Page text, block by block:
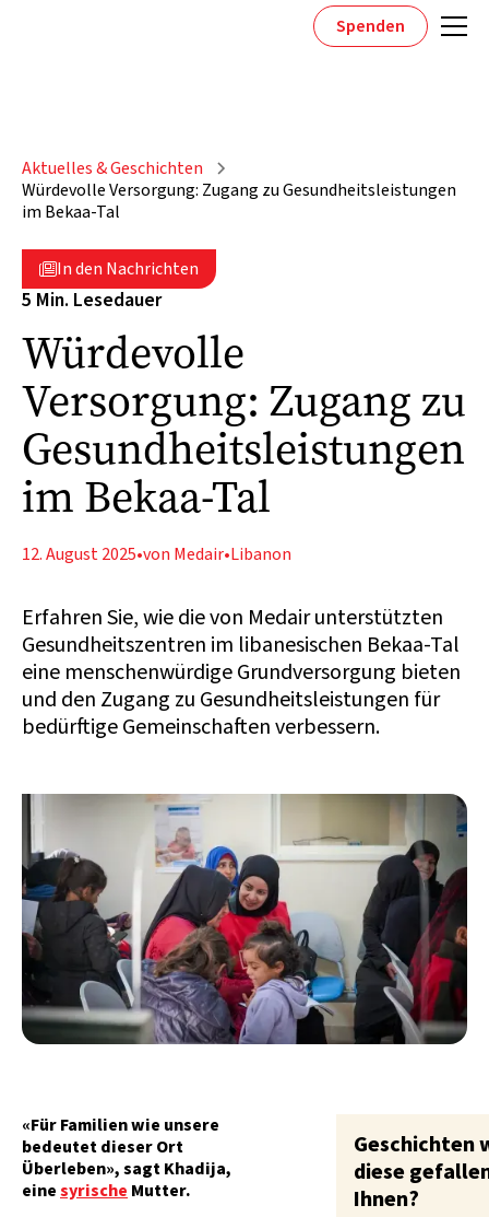
Spenden
Aktuelles & Geschichten
Würdevolle Versorgung: Zugang zu Gesundheitsleistungen
im Bekaa-Tal
In den Nachrichten
5 Min. Lesedauer
Würdevolle
Versorgung: Zugang zu
Gesundheitsleistungen
im Bekaa-Tal
12. August 2025•von Medair•Libanon
Erfahren Sie, wie die von Medair unterstützten
Gesundheitszentren im libanesischen Bekaa-Tal
eine menschenwürdige Grundversorgung bieten
und den Zugang zu Gesundheitsleistungen für
bedürftige Gemeinschaften verbessern.
«Für Familien wie unsere
bedeutet dieser Ort
Überleben», sagt Khadija,
einesyrische Mutter.
Geschichten
diese
Ihnen?